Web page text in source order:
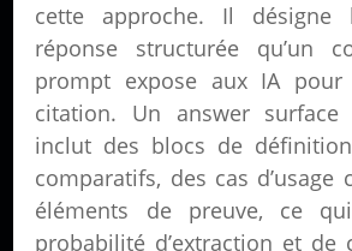
cette approche. Il désigne
réponse structurée qu’un
prompt expose aux IA
citation. Un answer surface
inclut des blocs de
comparatifs, des cas d’usage
éléments de preuve, ce
probabilité d’extraction et de